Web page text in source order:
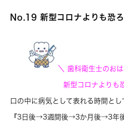
No.19 新型コロナよりも恐
＼ 歯科衛生士のお
新型コロナよりも
口の中に病気として表れる時間とし
『3日後→3週間後→3か月後→3年